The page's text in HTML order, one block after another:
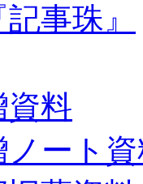
事珠』
資料
ノート